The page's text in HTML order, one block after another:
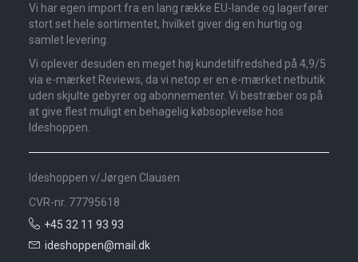
Vi har egen import fra en lang række EU-lande og lagerfører
stort set hele sortimentet, hvilket giver dig en hurtig og
samlet levering.
Vi oplever desuden en meget høj kundetilfredshed på 4,9/5
via e-mærket Reviews, da vi netop er en e-mærket netbutik
uden skjulte gebyrer og abonnementer. Vi bestræber os på
at give flest muligt en behagelig købsoplevelse hos
Ideshoppen.
Ideshoppen v/Jørgen Clausen
CVR-nr. 77795618
+45 32 11 93 93
ideshoppen@mail.dk